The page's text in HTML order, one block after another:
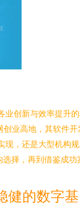
业创新与效率提升
创业高地，其软件开
现，还是大型机构
择，再到借鉴成功
健的数字基